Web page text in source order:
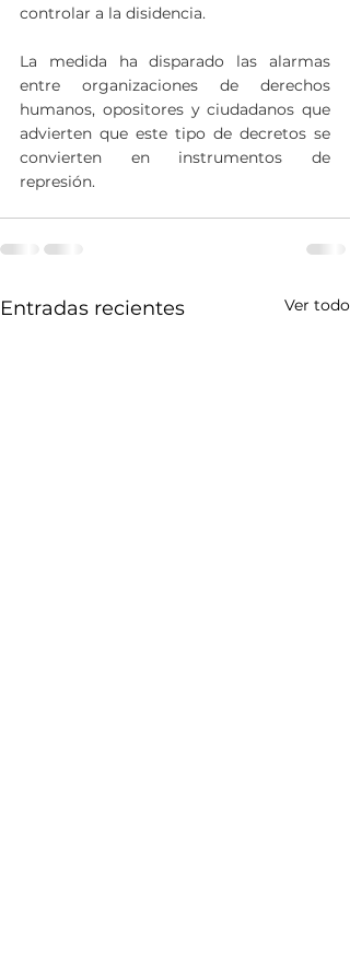
controlar a la disidencia.
La medida ha disparado las alarmas
entre organizaciones de derechos
humanos, opositores y ciudadanos que
advierten que este tipo de decretos se
convierten en instrumentos de
represión.
Entradas recientes Ver todo